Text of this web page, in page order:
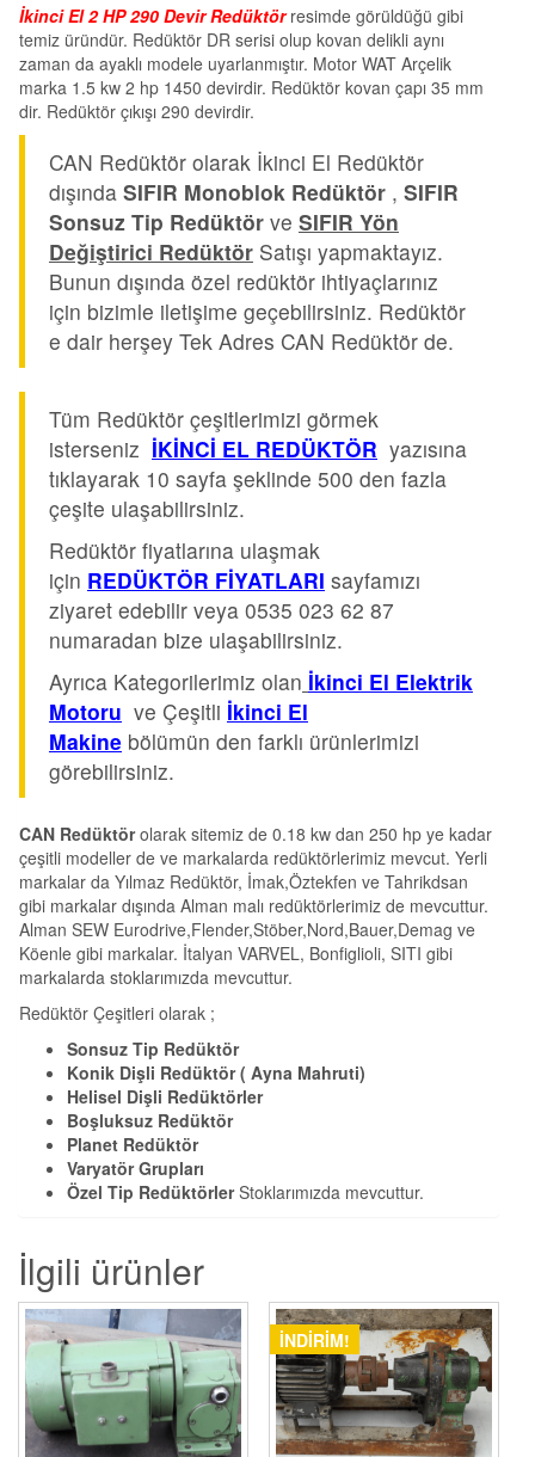
İkinci El 2 HP 290 Devir Redüktörresimde görüldüğü gibi
temiz üründür. Redüktör DR serisi olup kovan delikli aynı
zaman da ayaklı modele uyarlanmıştır. Motor WAT Arçelik
marka 1.5 kw 2 hp 1450 devirdir. Redüktör kovan çapı 35 mm
dir. Redüktör çıkışı 290 devirdir.
CAN Redüktör olarak İkinci El Redüktör
dışında SIFIR Monoblok Redüktör , SIFIR
Sonsuz Tip Redüktör ve SIFIR Yön
Değiştirici Redüktör Satışı yapmaktayız.
Bunun dışında özel redüktör ihtiyaçlarınız
için bizimle iletişime geçebilirsiniz. Redüktör
e dair herşey Tek Adres CAN Redüktör de.
Tüm Redüktör çeşitlerimizi görmek
isterseniz İKİNCİ EL REDÜKTÖR yazısına
tıklayarak 10 sayfa şeklinde 500 den fazla
çeşite ulaşabilirsiniz.
Redüktör fiyatlarına ulaşmak
için REDÜKTÖR FİYATLARI sayfamızı
ziyaret edebilir veya 0535 023 62 87
numaradan bize ulaşabilirsiniz.
Ayrıca Kategorilerimiz olan İkinci El Elektrik
Motoru ve Çeşitli İkinci El
Makine bölümün den farklı ürünlerimizi
görebilirsiniz.
CAN Redüktörolarak sitemiz de 0.18 kw dan 250 hp ye kadar
çeşitli modeller de ve markalarda redüktörlerimiz mevcut. Yerli
markalar da Yılmaz Redüktör, İmak,Öztekfen ve Tahrikdsan
gibi markalar dışında Alman malı redüktörlerimiz de mevcuttur.
Alman SEW Eurodrive,Flender,Stöber,Nord,Bauer,Demag ve
Köenle gibi markalar. İtalyan VARVEL, Bonfiglioli, SITI gibi
markalarda stoklarımızda mevcuttur.
Redüktör Çeşitleri olarak ;
Sonsuz Tip Redüktör
Konik Dişli Redüktör ( Ayna Mahruti)
Helisel Dişli Redüktörler
Boşluksuz Redüktör
Planet Redüktör
Varyatör Grupları
Özel Tip RedüktörlerStoklarımızda mevcuttur.
İlgili ürünler
İNDIRIM!